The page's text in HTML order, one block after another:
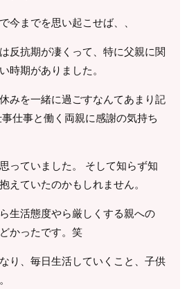
今までを思い起こせば、、
反抗期が凄くって、特に父親に関
時期がありました。
みを一緒に過ごすなんてあまり記
仕事と働く両親に感謝の気持ち
っていました。 そして知らず知
えていたのかもしれません。
生活態度やら厳しくする親への
かったです。笑
り、毎日生活していくこと、子供